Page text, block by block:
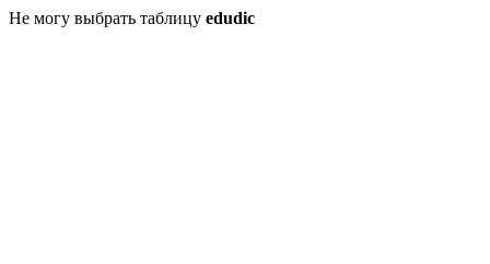
Не могу выбрать таблицу edudic